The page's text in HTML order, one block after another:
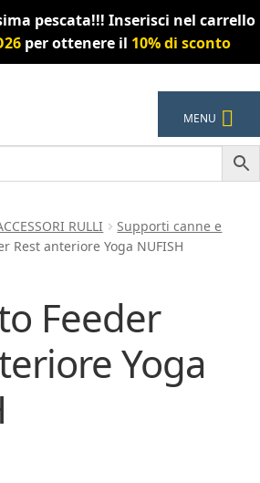
pescata!!! Inserisci nel carrello
per ottenere il 10% di sconto
MENU
RULLI
Supporti canne e
Rest anteriore Yoga NUFISH
Feeder
Yoga